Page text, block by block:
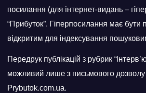
посилання (для інтернет-видань –
“Прибуток”. Гіперпосилання має бути
відкритим для індексування
Передрук публікацій з рубрик
можливий лише з письмового дозволу
Prybutok.com.ua.